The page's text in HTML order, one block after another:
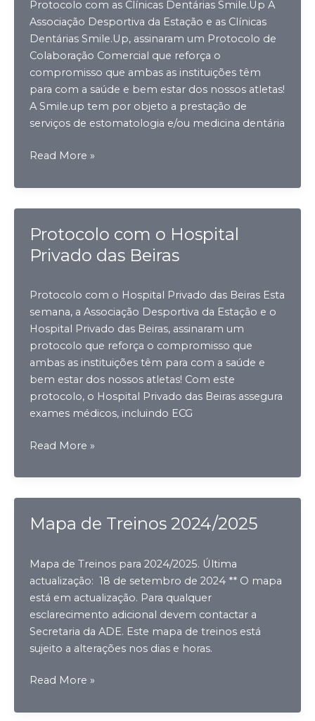
Protocolo com as Clínicas Dentárias Smile.Up A
Associação Desportiva da Estação e as Clínicas
Dentárias Smile.Up, assinaram um Protocolo de
Colaboração Comercial que reforça o
compromisso que ambas as instituições têm
para com a saúde e bem estar dos nossos atletas!
A Smile.up tem por objeto a prestação de
serviços de estomatologia e/ou medicina dentária
Protocolo
as
Clínicas
Smile.Up
Read More »
Protocolo com o Hospital
Privado das Beiras
Protocolo com o Hospital Privado das Beiras Esta
semana, a Associação Desportiva da Estação e o
Hospital Privado das Beiras, assinaram um
protocolo que reforça o compromisso que
ambas as instituições têm para com a saúde e
bem estar dos nossos atletas! Com este
protocolo, o Hospital Privado das Beiras assegura
exames médicos, incluindo ECG
Protocolo
o
Hospital
das
Read More »
Mapa de Treinos 2024/2025
Mapa de Treinos para 2024/2025. Última
actualização: 18 de setembro de 2024 ** O mapa
está em actualização. Para qualquer
esclarecimento adicional devem contactar a
Secretaria da ADE. Este mapa de treinos está
sujeito a alterações nos dias e horas.
Mapa
Treinos
Read More »